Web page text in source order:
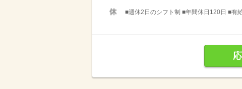
■週休2日のシフト制 ■年間休日120日 ■有